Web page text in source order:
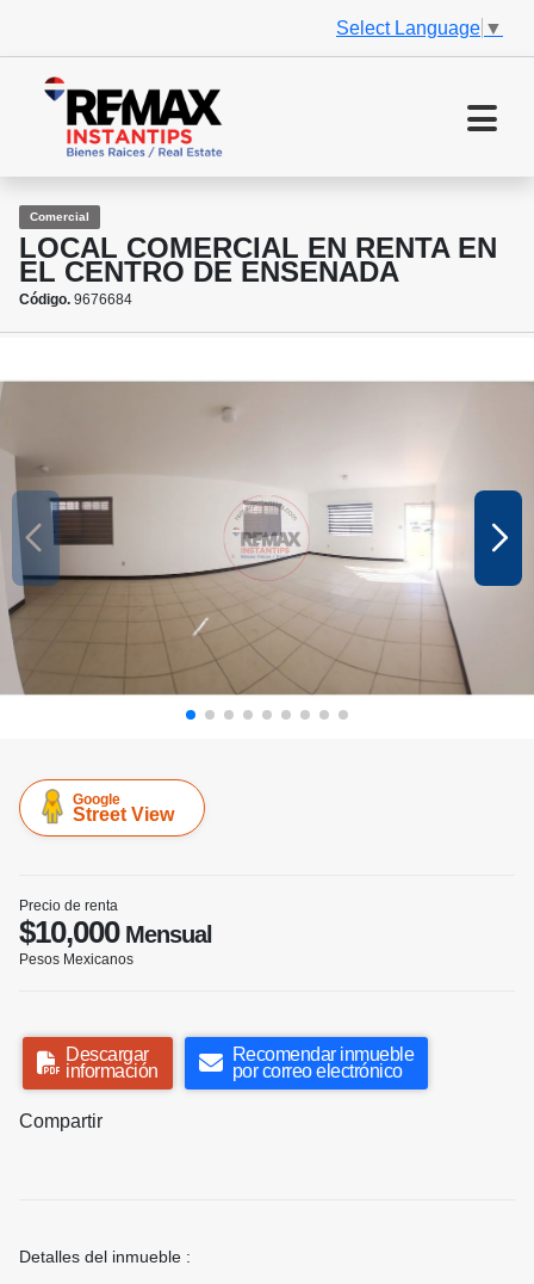
Select Language ▼
Comercial
LOCAL COMERCIAL EN RENTA EN
EL CENTRO DE ENSENADA
Código. 9676684
Google
Street View
Precio de renta
$10,000Mensual
Pesos Mexicanos
Descargar
información
Recomendar inmueble
por correo electrónico
Compartir
Detalles del inmueble :